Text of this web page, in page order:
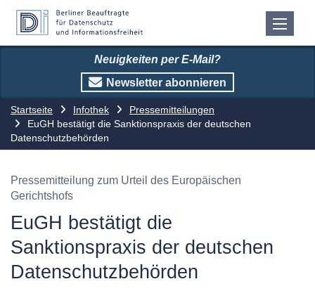
Neuigkeiten per E-Mail?
Newsletter abonnieren
Startseite Infothek
Pressemitteilungen
EuGH bestätigt die Sanktionspraxis der deutschen
Datenschutzbehörden
Pressemitteilung zum Urteil des Europäischen
Gerichtshofs
EuGH bestätigt die
Sanktionspraxis der deutschen
Datenschutzbehörden